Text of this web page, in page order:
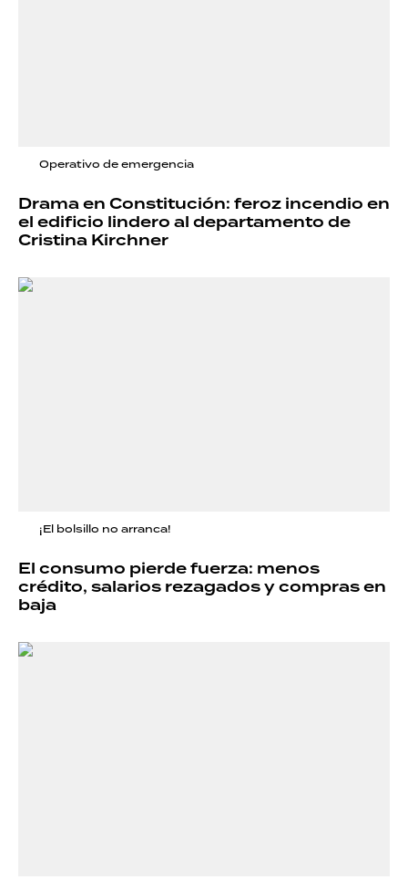
Operativo de emergencia
Drama en Constitución: feroz incendio en
el edificio lindero al departamento de
Cristina Kirchner
¡El bolsillo no arranca!
El consumo pierde fuerza: menos
crédito, salarios rezagados y compras en
baja